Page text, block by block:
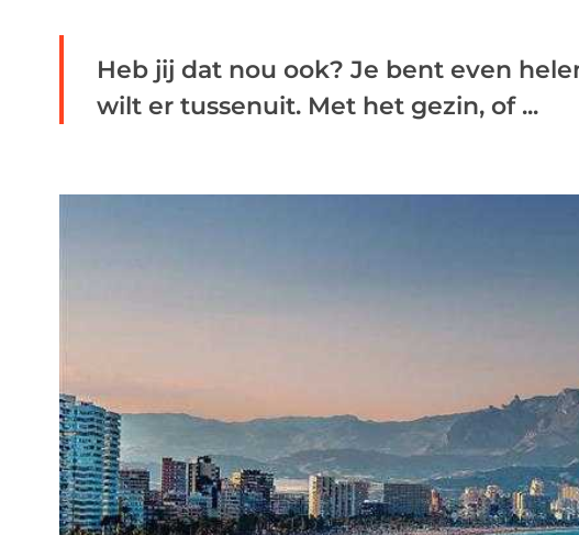
Heb jij dat nou ook? Je bent even
wilt er tussenuit. Met het gezin, of ...